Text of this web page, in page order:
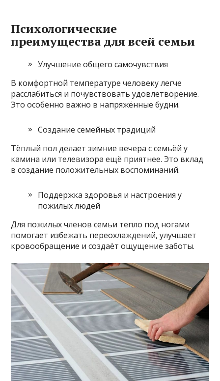
Психологические
преимущества для всей семьи
Улучшение общего самочувствия
В комфортной температуре человеку легче
расслабиться и почувствовать удовлетворение.
Это особенно важно в напряжённые будни.
Создание семейных традиций
Тёплый пол делает зимние вечера с семьёй у
камина или телевизора ещё приятнее. Это вклад
в создание положительных воспоминаний.
Поддержка здоровья и настроения у
пожилых людей
Для пожилых членов семьи тепло под ногами
помогает избежать переохлаждений, улучшает
кровообращение и создаёт ощущение заботы.